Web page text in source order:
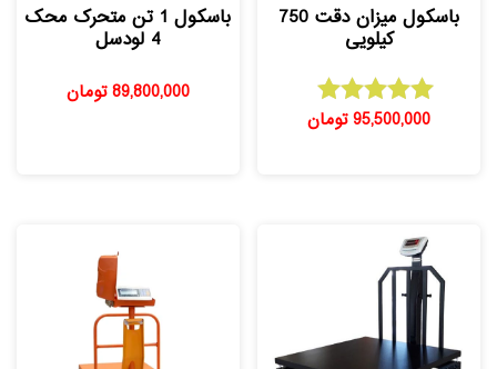
باسکول میزان دقت 750
کیلویی
امتیاز
5.00
95,500,000تومان
باسکول 1 تن متحرک محک
4 لودسل
89,800,000تومان